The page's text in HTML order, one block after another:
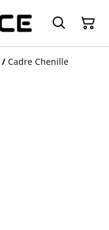
/ Cadre Chenille